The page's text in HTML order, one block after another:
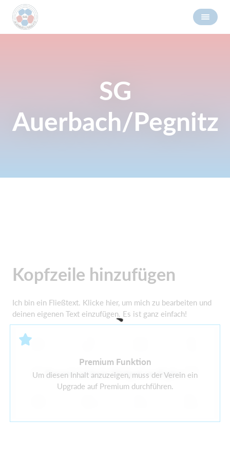
SG
Auerbach/Pegnitz
Kopfzeile hinzufügen
Ich bin ein Fließtext. Klicke hier, um mich zu bearbeiten und
deinen eigenen Text einzufügen. Es ist ganz einfach!
Premium Funktion
Um diesen Inhalt anzuzeigen, muss der Verein ein
Upgrade auf Premium durchführen.
Derzeit ist kein Widget verfügbar